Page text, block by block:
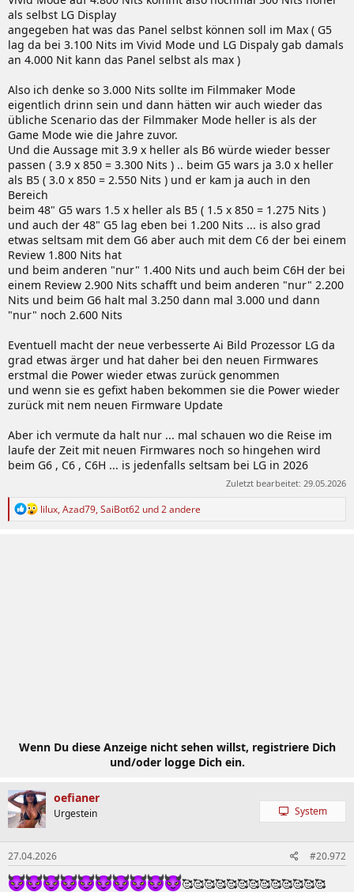
als selbst LG Display
angegeben hat was das Panel selbst können soll im Max ( G5
lag da bei 3.100 Nits im Vivid Mode und LG Dispaly gab damals
an 4.000 Nit kann das Panel selbst als max )
Also ich denke so 3.000 Nits sollte im Filmmaker Mode
eigentlich drinn sein und dann hätten wir auch wieder das
übliche Scenario das der Filmmaker Mode heller is als der
Game Mode wie die Jahre zuvor.
Und die Aussage mit 3.9 x heller als B6 würde wieder besser
passen ( 3.9 x 850 = 3.300 Nits ) .. beim G5 wars ja 3.0 x heller
als B5 ( 3.0 x 850 = 2.550 Nits ) und er kam ja auch in den
Bereich
beim 48" G5 wars 1.5 x heller als B5 ( 1.5 x 850 = 1.275 Nits )
und auch der 48" G5 lag eben bei 1.200 Nits ... is also grad
etwas seltsam mit dem G6 aber auch mit dem C6 der bei einem
Review 1.800 Nits hat
und beim anderen "nur" 1.400 Nits und auch beim C6H der bei
einem Review 2.900 Nits schafft und beim anderen "nur" 2.200
Nits und beim G6 halt mal 3.250 dann mal 3.000 und dann
"nur" noch 2.600 Nits
Eventuell macht der neue verbesserte Ai Bild Prozessor LG da
grad etwas ärger und hat daher bei den neuen Firmwares
erstmal die Power wieder etwas zurück genommen
und wenn sie es gefixt haben bekommen sie die Power wieder
zurück mit nem neuen Firmware Update
Aber ich vermute da halt nur ... mal schauen wo die Reise im
laufe der Zeit mit neuen Firmwares noch so hingehen wird
beim G6 , C6 , C6H ... is jedenfalls seltsam bei LG in 2026
Zuletzt bearbeitet: 29.05.2026
Rlilux, Azad79, SaiBot62 und 2 andere
Wenn Du diese Anzeige nicht sehen willst, registriere Dich
und/oder logge Dich ein.
oefianer
Urgestein System
27.04.2026 #20.972
🥰🥰🥰🥰🥰🥰🥰🥰🥰🥰🥰🥰🥰